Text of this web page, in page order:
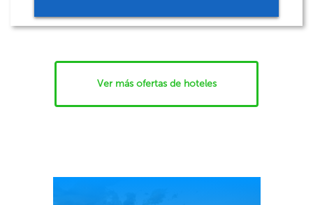
Ver más ofertas de hoteles